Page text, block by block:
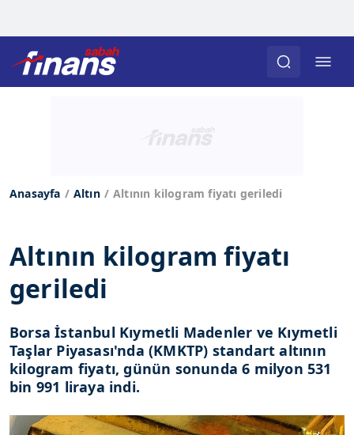
Anasayfa Altın Altının kilogram fiyatı geriledi
Altının kilogram fiyatı
geriledi
Borsa İstanbul Kıymetli Madenler ve Kıymetli
Taşlar Piyasası'nda (KMKTP) standart altının
kilogram fiyatı, günün sonunda 6 milyon 531
bin 991 liraya indi.